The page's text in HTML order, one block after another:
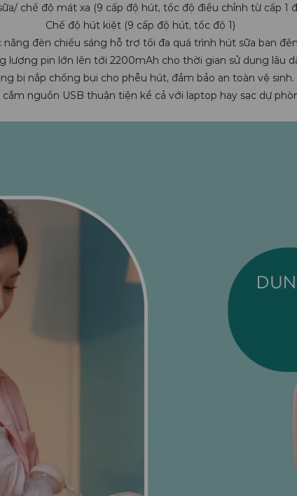
chế độ mát xa (9 cấp độ hút, tốc độ điều chỉnh từ cấp 1
Chế độ hút kiệt (9 cấp độ hút, tốc độ 1)
năng đèn chiếu sáng hỗ trợ tối đa quá trình hút sữa ban
lượng pin lớn lên tới 2200mAh cho thời gian sử dụng lâu
bị nắp chống bụi cho phễu hút, đảm bảo an toàn vệ sinh.
cắm nguồn USB thuận tiện kể cả với laptop hay sạc dự